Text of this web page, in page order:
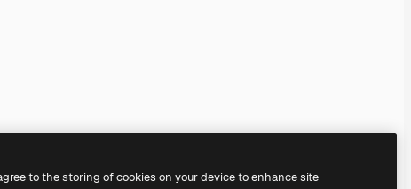
to the storing of cookies on your device to enhance site